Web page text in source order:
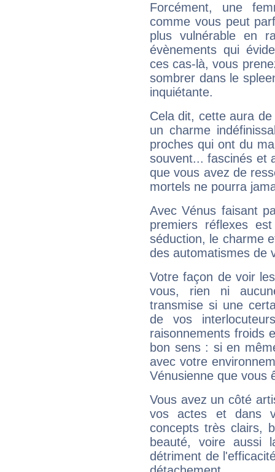
Forcément, une
comme vous peut
plus vulnérable en
évènements qui
ces cas-là, vous
sombrer dans le
inquiétante.
Cela dit, cette aura
un charme
proches qui ont du
souvent... fascinés et
que vous avez de
mortels ne pourra
Avec Vénus faisant
premiers réflexes
séduction, le charme
des automatismes de
Votre façon de voir
vous, rien ni
transmise si une
de vos
raisonnements froids
bon sens : si en
avec votre
Vénusienne que vous
Vous avez un côté
vos actes et dans
concepts très clairs,
beauté, voire aussi
détriment de